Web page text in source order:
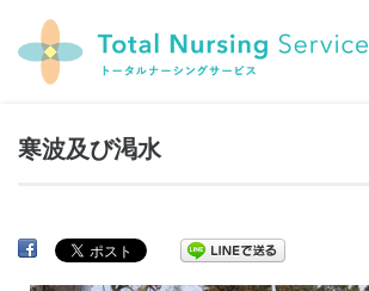
寒波及び渇水